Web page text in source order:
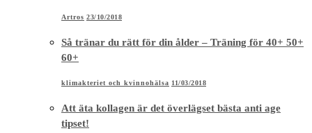
Artros 23/10/2018
Så tränar du rätt för din ålder – Träning för 40+ 50+
60+
klimakteriet och kvinnohälsa 11/03/2018
Att äta kollagen är det överlägset bästa anti age
tipset!